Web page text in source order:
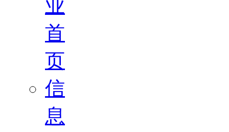
业
首
页
信
息